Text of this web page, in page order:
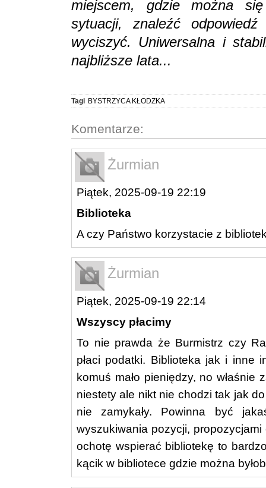
miejscem, gdzie można
sytuacji, znaleźć
wyciszyć. Uniwersalna i
najbliższe lata...
Tagi BYSTRZYCA KŁODZKA
Komentarze:
Żurmian
Piątek, 2025-09-19 22:19
Biblioteka
A czy Państwo korzystacie z
Żurmian
Piątek, 2025-09-19 22:14
Wszyscy płacimy
To nie prawda że Burmistrz czy
płaci podatki. Biblioteka jak i inne
komuś mało pieniędzy, no
niestety ale nikt nie chodzi tak jak
nie zamykały. Powinna być
wyszukiwania pozycji,
ochotę wspierać bibliotekę to
kącik w bibliotece gdzie można